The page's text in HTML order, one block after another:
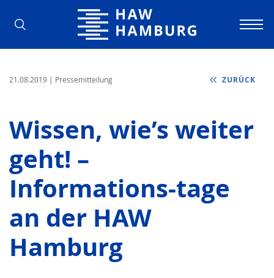
Hochschule für Angewandte
21.08.2019 | Pressemitteilung ZURÜCK
Wissen, wie’s weiter
geht! –
Informations-tage
an der HAW
Hamburg